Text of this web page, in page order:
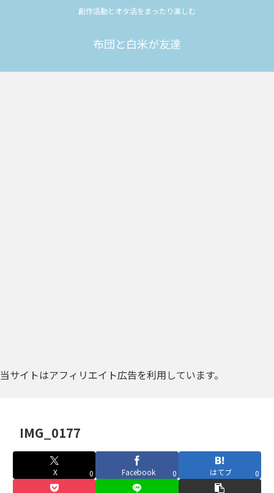
創作活動とオタ活をまったり楽しむ
布団と白米が友達
当サイトはアフィリエイト広告を利用しています。
IMG_0177
X 0 Facebook 0 はてブ 0